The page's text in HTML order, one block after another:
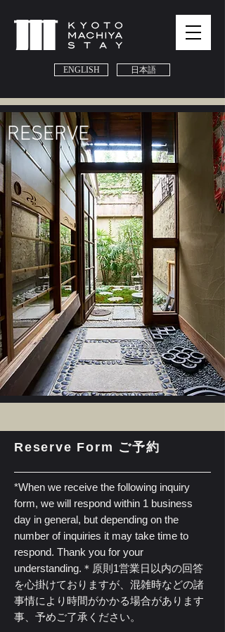
ENGLISH 日本語
​RESERVE
Reserve Form ご予約
*When we receive the following inquiry
form, we will respond within 1 business
day in general, but depending on the
number of inquiries it may take time to
respond. Thank you for your
understanding. ＊原則1営業日以内の回答
を心掛けておりますが、混雑時などの諸
事情により時間がかかる場合があります
事、予めご了承ください。